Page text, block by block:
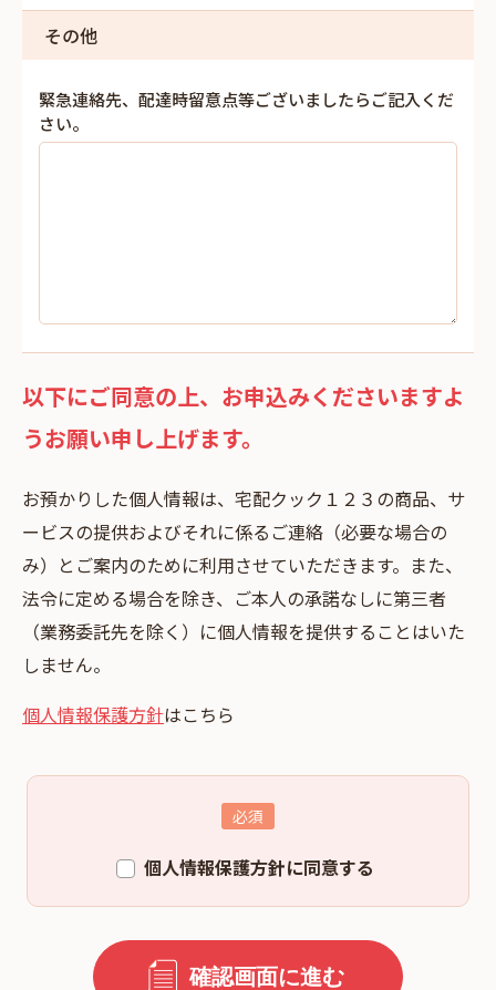
その他
緊急連絡先、配達時留意点等ございましたらご記入くだ
さい。
以下にご同意の上、お申込みくださいますよ
うお願い申し上げます。
お預かりした個⼈情報は、宅配クック１２３の商品、サ
ービスの提供およびそれに係るご連絡（必要な場合の
み）とご案内のために利⽤させていただきます。また、
法令に定める場合を除き、ご本⼈の承諾なしに第三者
（業務委託先を除く）に個⼈情報を提供することはいた
しません。
個人情報保護方針はこちら
個人情報保護方針に同意する
確認画面に進む